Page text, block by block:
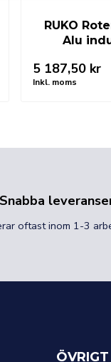
RUKO
Alu
5 187,50 kr
Inkl. moms
Snabba
oftast inom 1-3
ÖVRIGT